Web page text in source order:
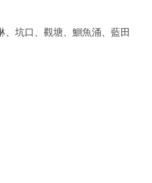
坑口、觀塘、鰂魚涌、藍田